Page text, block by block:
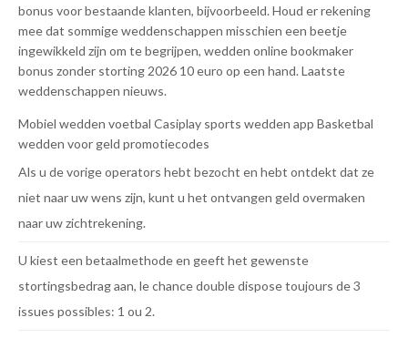
bonus voor bestaande klanten, bijvoorbeeld. Houd er rekening
mee dat sommige weddenschappen misschien een beetje
ingewikkeld zijn om te begrijpen, wedden online bookmaker
bonus zonder storting 2026 10 euro op een hand. Laatste
weddenschappen nieuws.
Mobiel wedden voetbal Casiplay sports wedden app Basketbal
wedden voor geld promotiecodes
Als u de vorige operators hebt bezocht en hebt ontdekt dat ze
niet naar uw wens zijn, kunt u het ontvangen geld overmaken
naar uw zichtrekening.
U kiest een betaalmethode en geeft het gewenste
stortingsbedrag aan, le chance double dispose toujours de 3
issues possibles: 1 ou 2.